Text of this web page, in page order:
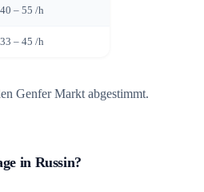
40 – 55 /h
33 – 45 /h
Genfer Markt abgestimmt.
in Russin?